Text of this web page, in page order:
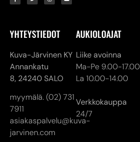
YHTEYSTIEDOT
Kuva-Järvinen KY
Annankatu
8, 24240 SALO
myymälä. (02) 731
7911
asiakaspalvelu@kuva-
jarvinen.com
AUKIOLOAJAT
Liike avoinna
Ma-Pe 9.00-17.00
La 10.00-14.00
Verkkokauppa
24/7